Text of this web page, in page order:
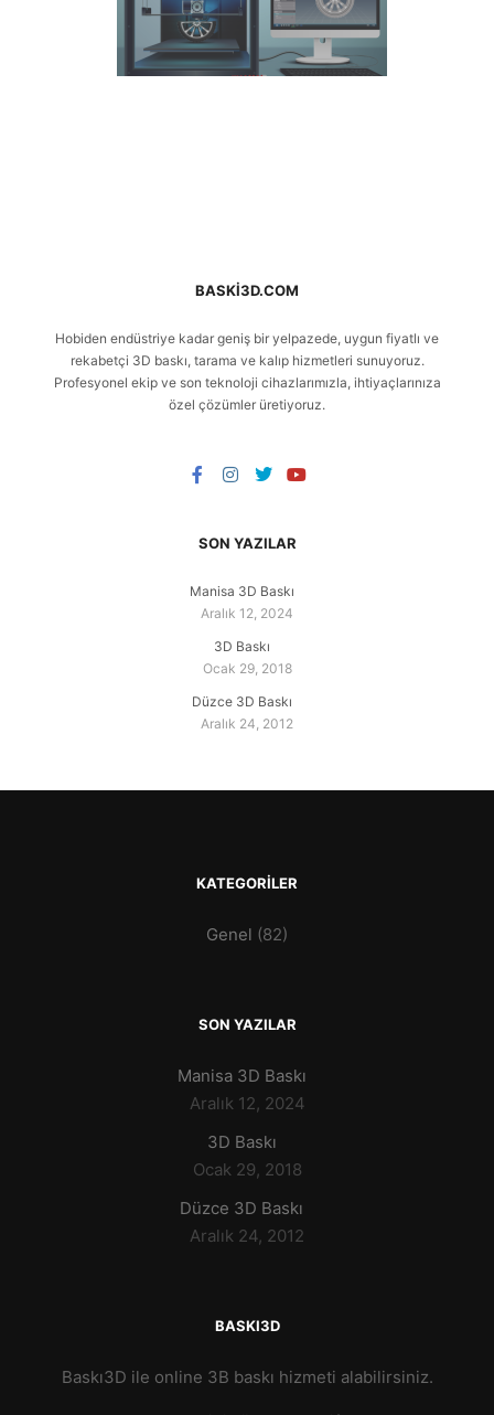
BASKI3D.COM
Hobiden endüstriye kadar geniş bir yelpazede, uygun fiyatlı ve
rekabetçi 3D baskı, tarama ve kalıp hizmetleri sunuyoruz.
Profesyonel ekip ve son teknoloji cihazlarımızla, ihtiyaçlarınıza
özel çözümler üretiyoruz.
SON YAZILAR
Manisa 3D Baskı
Aralık 12, 2024
3D Baskı
Ocak 29, 2018
Düzce 3D Baskı
Aralık 24, 2012
KATEGORILER
Genel (82)
SON YAZILAR
Manisa 3D Baskı
Aralık 12, 2024
3D Baskı
Ocak 29, 2018
Düzce 3D Baskı
Aralık 24, 2012
BASKI3D
Baskı3D ile online 3B baskı hizmeti alabilirsiniz.